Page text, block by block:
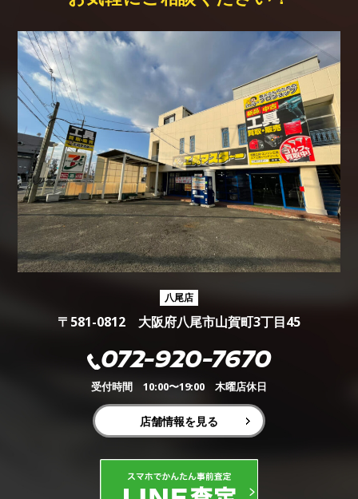
八尾店
〒581-0812 大阪府八尾市山賀町3丁目45
072-920-7670
受付時間 10:00〜19:00 木曜店休日
店舗情報を見る